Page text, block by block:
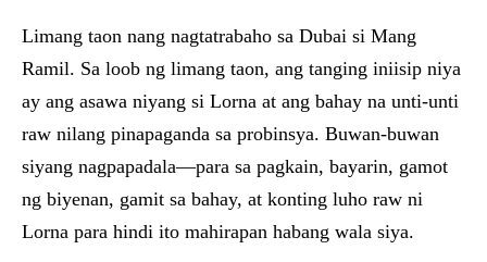
Limang taon nang nagtatrabaho sa Dubai si Mang
Ramil. Sa loob ng limang taon, ang tanging iniisip niya
ay ang asawa niyang si Lorna at ang bahay na unti-unti
raw nilang pinapaganda sa probinsya. Buwan-buwan
siyang nagpapadala—para sa pagkain, bayarin, gamot
ng biyenan, gamit sa bahay, at konting luho raw ni
Lorna para hindi ito mahirapan habang wala siya.